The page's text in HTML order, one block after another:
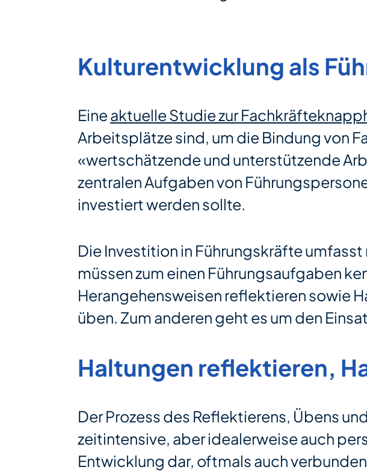
Kulturentwicklung als
Eineaktuelle Studie zur
Arbeitsplätze sind, um die Bindung von
«wertschätzende und unterstützende
zentralen Aufgaben von
investiert werden sollte.
Die Investition in Führungskräfte
müssen zum einen Führungsaufgaben
Herangehensweisen reflektieren sowie
üben. Zum anderen geht es um den
Haltungen reflektieren,
Der Prozess des Reflektierens, Übens
zeitintensive, aber idealerweise auch
Entwicklung dar, oftmals auch